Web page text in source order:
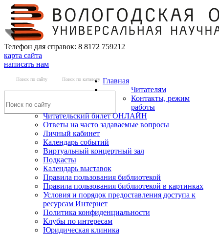
Телефон для справок: 8 8172 759212
карта сайта
написать нам
Поиск по сайту Поиск по каталогу Главная
Читателям
Контакты, режим
работы
Читательский билет ОНЛАЙН
Ответы на часто задаваемые вопросы
Личный кабинет
Календарь событий
Виртуальный концертный зал
Подкасты
Календарь выставок
Правила пользования библиотекой
Правила пользования библиотекой в картинках
Условия и порядок предоставления доступа к
ресурсам Интернет
Политика конфиденциальности
Клубы по интересам
Юридическая клиника